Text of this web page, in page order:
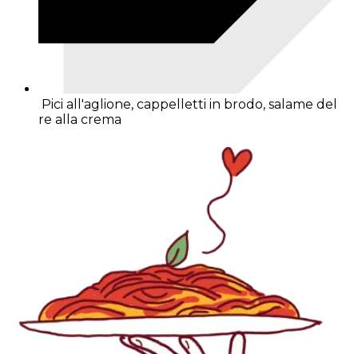
Pici all'aglione, cappelletti in brodo, salame del
re alla crema